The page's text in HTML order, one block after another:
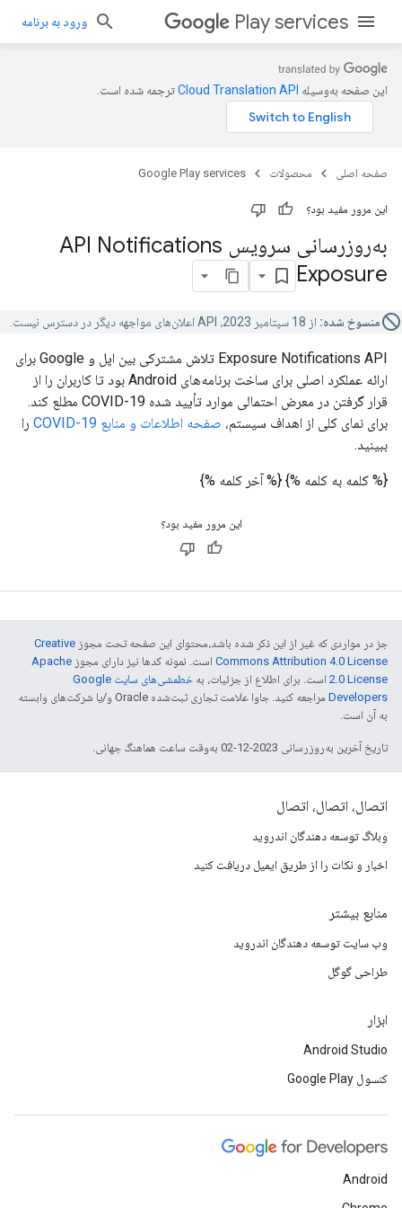
Play services ورود به برنامه
این صفحه به‌وسیله ترجمه شده است.
صفحه اصلی محصولات Google Play services
این مرور مفید بود؟
به‌روزرسانی سرویس API Notifications
Exposure
منسوخ شده: از 18 سپتامبر 2023، API اعلان‌های مواجهه دیگر در دسترس نیست.
Exposure Notifications API تلاش مشترکی بین اپل و Google برای
ارائه عملکرد اصلی برای ساخت برنامه‌های Android بود تا کاربران را از
قرار گرفتن در معرض احتمالی موارد تأیید شده COVID-19 مطلع کند.
برای نمای کلی از اهداف سیستم، صفحه اطلاعات و منابع COVID-19
را
ببینید.
{% کلمه به کلمه %} {% آخر کلمه %}
این مرور مفید بود؟
جز در مواردی که غیر از این ذکر شده باشد،‌محتوای این صفحه تحت مجوز Creative
Commons Attribution 4.0 License است. نمونه کدها نیز دارای مجوز Apache
2.0 License است. برای اطلاع از جزئیات، به
خطمشی‌های سایت Google
Developers‏
مراجعه کنید. جاوا علامت تجاری ثبت‌شده Oracle و/یا شرکت‌های وابسته
به آن است.
تاریخ آخرین به‌روزرسانی 2023-12-02 به‌وقت ساعت هماهنگ جهانی.
اتصال، اتصال، اتصال
وبلاگ توسعه دهندگان اندروید
اخبار و نکات را از طریق ایمیل دریافت کنید
منابع بیشتر
وب سایت توسعه دهندگان اندروید
طراحی گوگل
ابزار
Android Studio
کنسول Google Play
Android